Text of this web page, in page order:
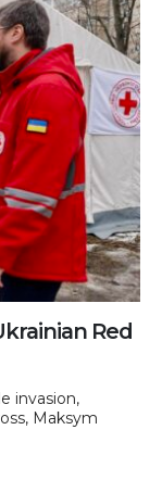
Red
invasion,
Maksym